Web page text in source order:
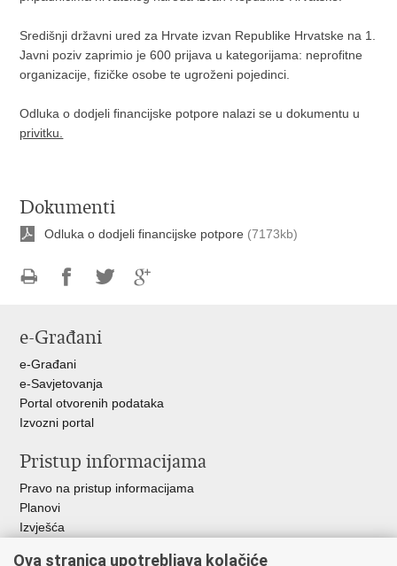
Središnji državni ured za Hrvate izvan Republike Hrvatske na 1.
Javni poziv zaprimio je 600 prijava u kategorijama: neprofitne
organizacije, fizičke osobe te ugroženi pojedinci.
Odluka o dodjeli financijske potpore nalazi se u dokumentu u
privitku.
Dokumenti
Odluka o dodjeli financijske potpore (7173kb)
FacebookuTwitteru
e-Građani
e-Građani
e-Savjetovanja
Portal otvorenih podataka
Izvozni portal
Pristup informacijama
Pravo na pristup informacijama
Planovi
Izvješća
Ova stranica upotrebljava kolačiće